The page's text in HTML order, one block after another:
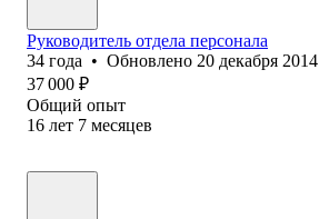
Руководитель отдела персонала
34 года • Обновлено 20 декабря 2014
37 000 ₽
Общий опыт
16 лет 7 месяцев